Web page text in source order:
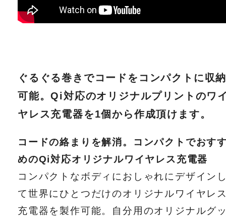
ぐるぐる巻きでコードをコンパクトに収
可能。Qi対応のオリジナルプリントのワ
ヤレス充電器を1個から作成頂けます。
コードの絡まりを解消。コンパクトでおす
めのQi対応オリジナルワイヤレス充電器
コンパクトなボディにおしゃれにデザイン
て世界にひとつだけのオリジナルワイヤレ
充電器を製作可能。自分用のオリジナルグ